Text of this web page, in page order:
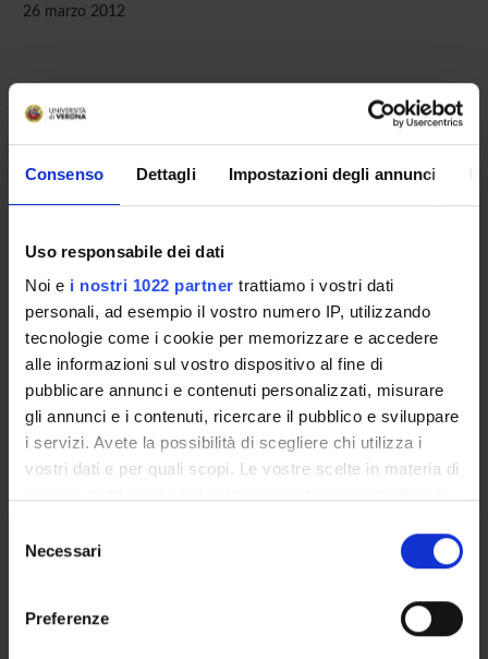
Consenso Dettagli Impostazioni degli annunci
Uso responsabile dei dati
Noi e i nostri 1022 partner trattiamo i vostri dati
personali, ad esempio il vostro numero IP, utilizzando
tecnologie come i cookie per memorizzare e accedere
alle informazioni sul vostro dispositivo al fine di
pubblicare annunci e contenuti personalizzati, misurare
gli annunci e i contenuti, ricercare il pubblico e sviluppare
i servizi. Avete la possibilità di scegliere chi utilizza i
vostri dati e per quali scopi. Le vostre scelte in materia di
modificare o revocare il proprio consenso in qualsiasi
momento dalla Dichiarazione sui cookie o facendo clic
delNecessari
Preferenze
26 marzo 2012
CORSI DI STUDIO
Contatti
Persone
Luoghi
Calendario